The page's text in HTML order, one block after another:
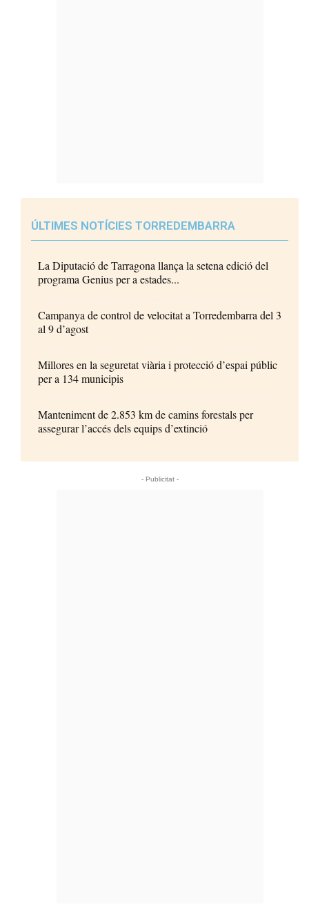
ÚLTIMES NOTÍCIES TORREDEMBARRA
La Diputació de Tarragona llança la setena edició del
programa Genius per a estades...
Campanya de control de velocitat a Torredembarra del 3
al 9 d’agost
Millores en la seguretat viària i protecció d’espai públic
per a 134 municipis
Manteniment de 2.853 km de camins forestals per
assegurar l’accés dels equips d’extinció
- Publicitat -